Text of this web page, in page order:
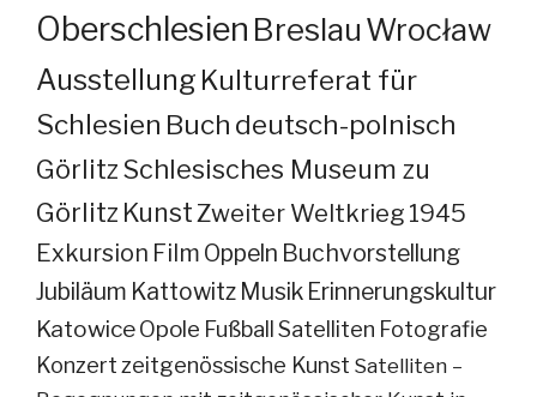
Oberschlesien Breslau Wrocław
Ausstellung Kulturreferat für
Schlesien Buch deutsch-polnisch
GörlitzSchlesisches Museum zu
Görlitz KunstZweiter Weltkrieg 1945
Exkursion Film Oppeln Buchvorstellung
Jubiläum Kattowitz Musik Erinnerungskultur
KatowiceOpole FußballSatelliten Fotografie
Konzertzeitgenössische Kunst Satelliten –